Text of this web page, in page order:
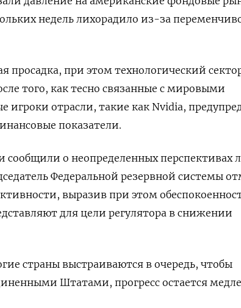
недель лихорадило из-за
просадка, при этом технологический
того, как тесно связанные с мировыми
игроки отрасли, такие как Nvidia,
показатели.
о неопределенных перспективах
Федеральной резервной системы
выразив при этом
для цели регулятора в снижении
страны выстраиваются в очередь, чтобы
Штатами, прогресс остается